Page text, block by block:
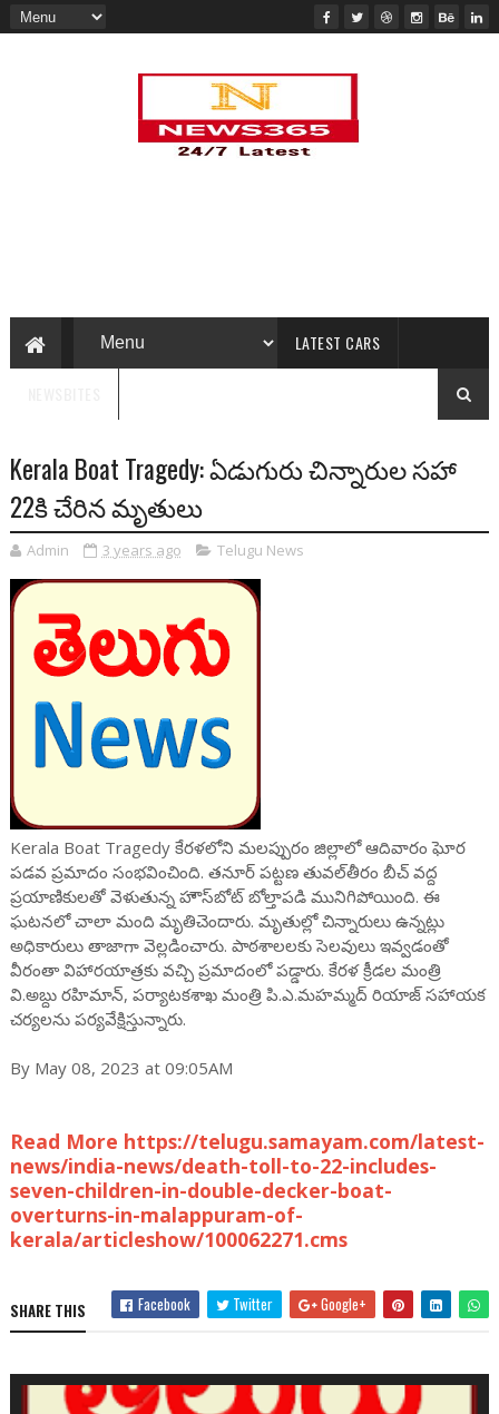
LATEST CARS
Kerala Boat Tragedy: ఏడుగురు చిన్నారుల సహా
22కి చేరిన మృతులు
Admin 3 years ago Telugu News
Kerala Boat Tragedy కేరళలోని మలప్పురం జిల్లాలో ఆదివారం ఘోర
పడవ ప్రమాదం సంభవించింది. తనూర్‌ పట్టణ తువల్‌తీరం బీచ్‌ వద్ద
ప్రయాణికులతో వెళుతున్న హౌస్‌బోట్‌ బోల్తాపడి మునిగిపోయింది. ఈ
ఘటనలో చాలా మంది మృతిచెందారు. మృతుల్లో చిన్నారులు ఉన్నట్లు
అధికారులు తాజాగా వెల్లడించారు. పాఠశాలలకు సెలవులు ఇవ్వడంతో
వీరంతా విహారయాత్రకు వచ్చి ప్రమాదంలో పడ్డారు. కేరళ క్రీడల మంత్రి
వి.అబ్దు రహిమాన్‌, పర్యాటకశాఖ మంత్రి పి.ఎ.మహమ్మద్‌ రియాజ్‌ సహాయక
చర్యలను పర్యవేక్షిస్తున్నారు.
By May 08, 2023 at 09:05AM
Read More https://telugu.samayam.com/latest-
news/india-news/death-toll-to-22-includes-
seven-children-in-double-decker-boat-
overturns-in-malappuram-of-
kerala/articleshow/100062271.cms
SHARE THIS Facebook Twitter Google+